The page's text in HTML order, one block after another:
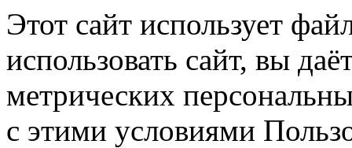
Этот сайт использует
использовать сайт, вы
метрических
с этими условиями